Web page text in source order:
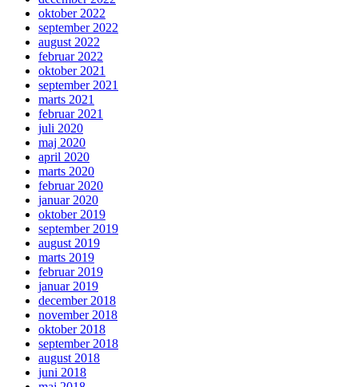
oktober 2022
september 2022
august 2022
februar 2022
oktober 2021
september 2021
marts 2021
februar 2021
juli 2020
maj 2020
april 2020
marts 2020
februar 2020
januar 2020
oktober 2019
september 2019
august 2019
marts 2019
februar 2019
januar 2019
december 2018
november 2018
oktober 2018
september 2018
august 2018
juni 2018